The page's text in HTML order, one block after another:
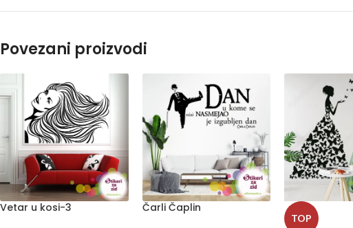
Povezani proizvodi
Vetar u kosi-3 Čarli Čaplin
TOP